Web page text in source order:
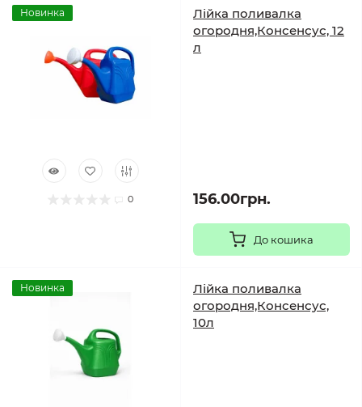
Новинка
0
Лійка поливалка
огородня,Консенсус, 12
л
156.00грн.
До кошика
Новинка
Лійка поливалка
огородня,Консенсус,
10л